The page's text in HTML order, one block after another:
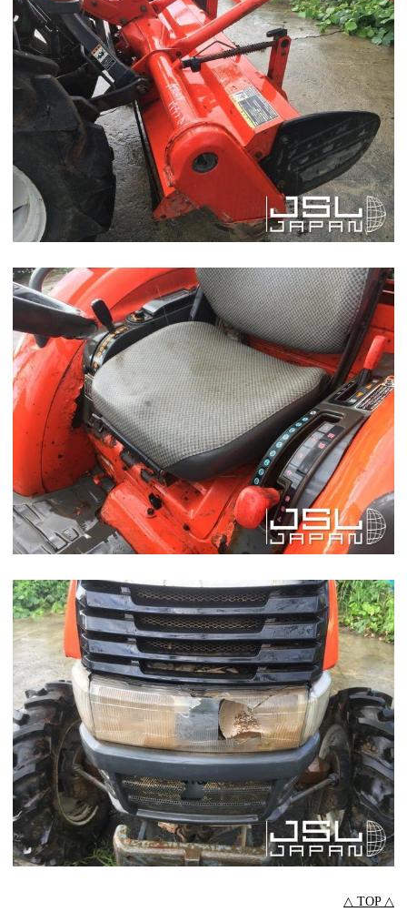
△ TOP △